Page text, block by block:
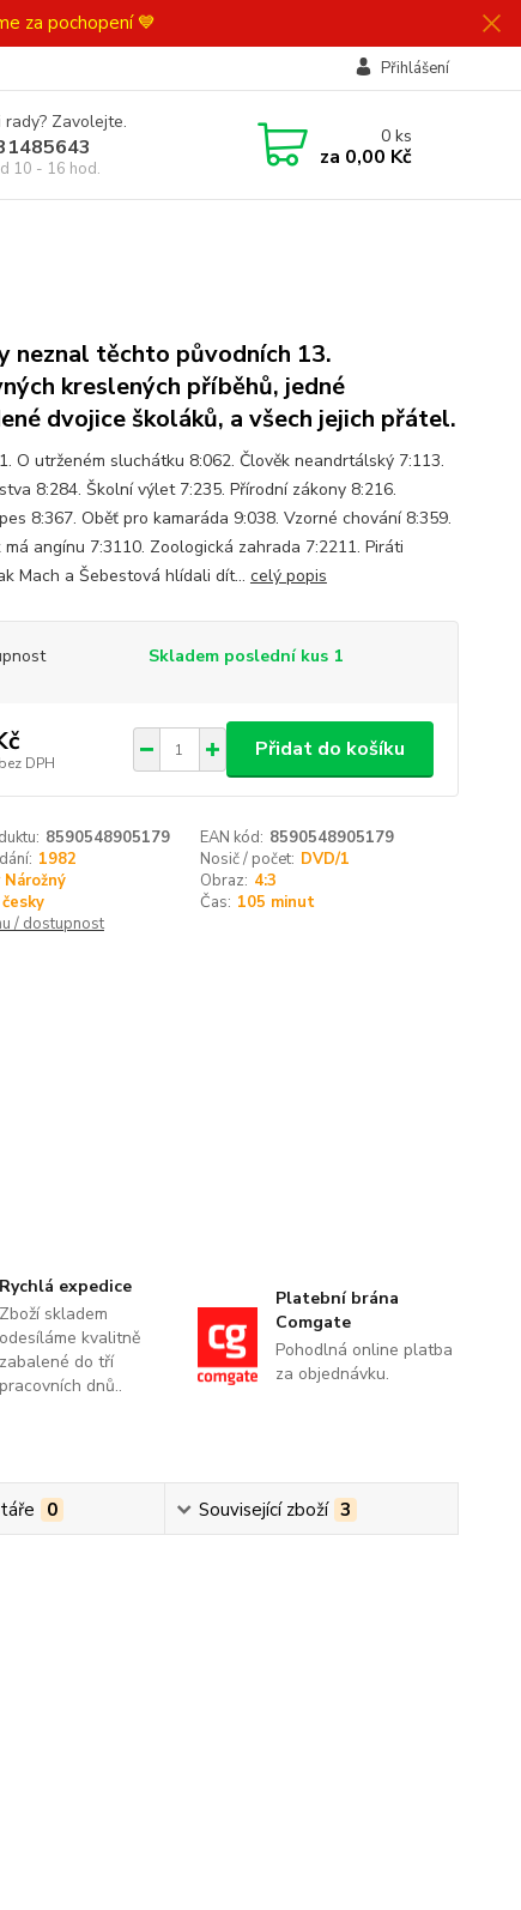
za pochopení 💙
Přihlášení
Zavolejte.
10 - 16 hod.
0ks
za 0,00 Kč
neznal těchto původních 13.
kreslených příběhů, jedné
dvojice školáků, a všech jejich přátel.
O utrženém sluchátku 8:062. Člověk neandrtálský 7:113.
8:284. Školní výlet 7:235. Přírodní zákony 8:216.
8:367. Oběť pro kamaráda 9:038. Vzorné chování 8:359.
má angínu 7:3110. Zoologická zahrada 7:2211. Piráti
Mach a Šebestová hlídali dít... celý popis
Skladem poslední kus 1
bez DPH
Přidat do košíku
8590548905179 EAN kód: 8590548905179
1982 Nosič / počet: DVD/1
Obraz: 4:3
Čas: 105 minut
/ dostupnost
Rychlá expedice
Zboží skladem
odesíláme kvalitně
zabalené do tří
pracovních dnů..
Platební brána
Comgate
Pohodlná online platba
za objednávku.
0 Související zboží 3